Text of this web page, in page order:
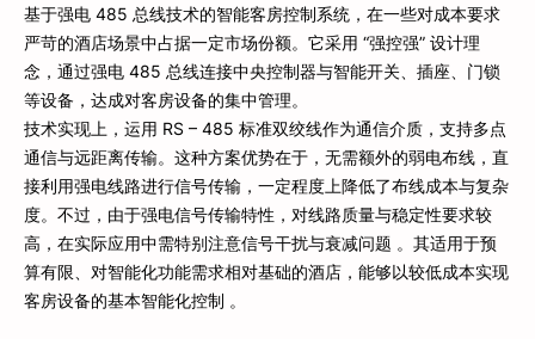
基于强电 485 总线技术的智能客房控制系统，在一些对成本要求
严苛的酒店场景中占据一定市场份额。它采用 “强控强” 设计理
念，通过强电 485 总线连接中央控制器与智能开关、插座、门锁
等设备，达成对客房设备的集中管理。
技术实现上，运用 RS – 485 标准双绞线作为通信介质，支持多点
通信与远距离传输。这种方案优势在于，无需额外的弱电布线，直
接利用强电线路进行信号传输，一定程度上降低了布线成本与复杂
度。不过，由于强电信号传输特性，对线路质量与稳定性要求较
高，在实际应用中需特别注意信号干扰与衰减问题 。其适用于预
算有限、对智能化功能需求相对基础的酒店，能够以较低成本实现
客房设备的基本智能化控制 。